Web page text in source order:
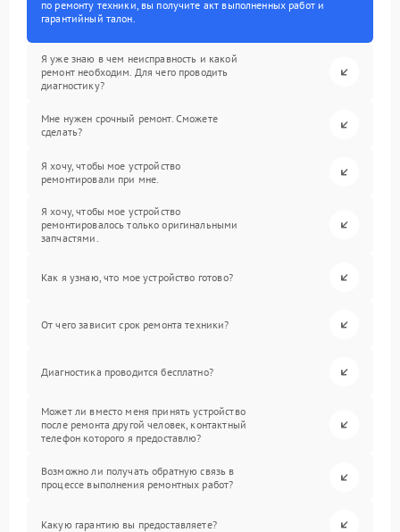
по ремонту техники, вы получите акт выполненных работ и
гарантийный талон.
Я уже знаю в чем неисправность и какой
ремонт необходим. Для чего проводить
диагностику?
Мне нужен срочный ремонт. Сможете
сделать?
Я хочу, чтобы мое устройство
ремонтировали при мне.
Я хочу, чтобы мое устройство
ремонтировалось только оригинальными
запчастями.
Как я узнаю, что мое устройство готово?
От чего зависит срок ремонта техники?
Диагностика проводится бесплатно?
Может ли вместо меня принять устройство
после ремонта другой человек, контактный
телефон которого я предоставлю?
Возможно ли получать обратную связь в
процессе выполнения ремонтных работ?
Какую гарантию вы предоставляете?